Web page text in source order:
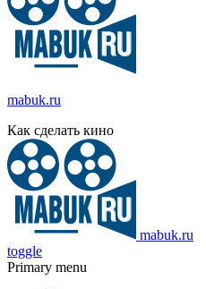
mabuk.ru
Как сделать кино
mabuk.ru
toggle
Primary menu